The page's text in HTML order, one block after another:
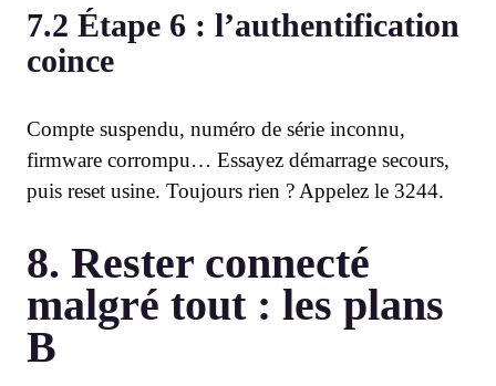
7.2 Étape 6 : l’authentification
coince
Compte suspendu, numéro de série inconnu,
firmware corrompu… Essayez démarrage secours,
puis reset usine. Toujours rien ? Appelez le 3244.
8. Rester connecté
malgré tout : les plans
B